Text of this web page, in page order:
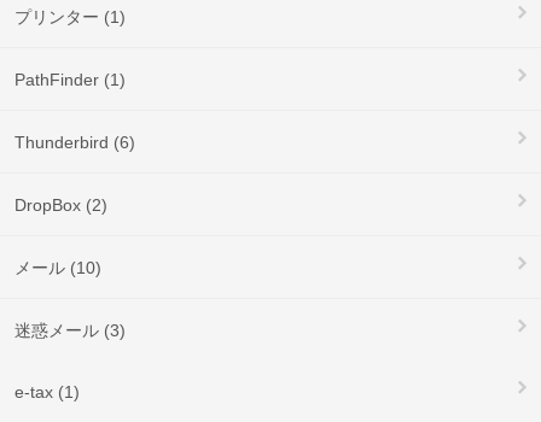
プリンター (1)
PathFinder (1)
Thunderbird (6)
DropBox (2)
メール (10)
迷惑メール (3)
e-tax (1)